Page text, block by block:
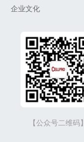
企业文化
【公众号二维码】